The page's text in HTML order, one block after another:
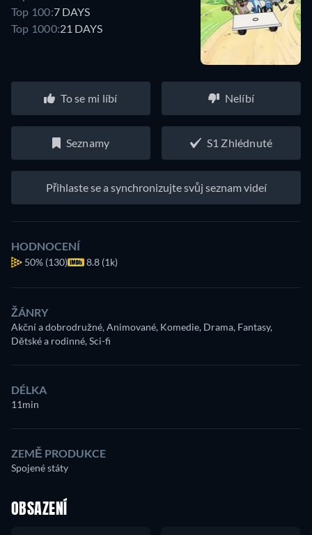
Top 100:7 DAYS
Top 1000:21 DAYS
To se mi líbí Nelíbí
Seznamy S1 Zhlédnuté
Přihlaste se a synchronizujte svůj seznam videí
HODNOCENÍ
50% (130) 8.8 (1k)
ŽÁNRY
Akční a dobrodružné, Animované, Komedie, Drama, Fantasy,
Dětské a rodinné, Sci-fi
DÉLKA
11min
ZEMĚ PRODUKCE
Spojené státy
OBSAZENÍ